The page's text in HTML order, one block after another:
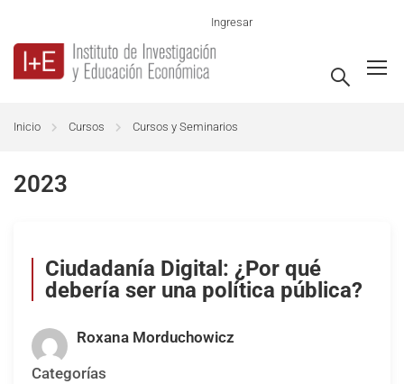
Ingresar
Inicio Cursos Cursos y Seminarios
2023
Ciudadanía Digital: ¿Por qué
debería ser una política pública?
Roxana Morduchowicz
Categorías